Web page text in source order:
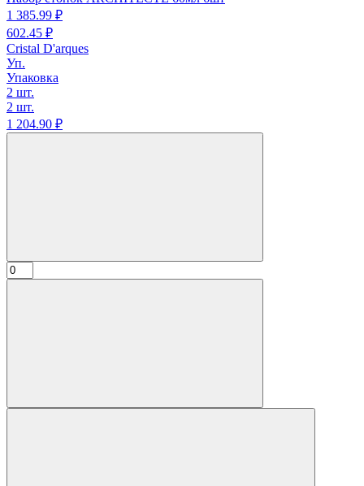
1 385.99 ₽
602.45 ₽
Cristal D'arques
Уп.
Упаковка
2 шт.
2 шт.
1 204.90 ₽